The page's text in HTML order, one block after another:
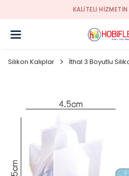
KALİTELİ
Silikon Kalıplar İthal 3 Boyutlu